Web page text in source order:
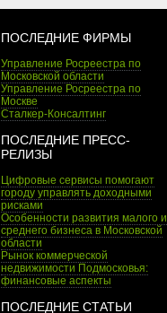
ПОСЛЕДНИЕ ФИРМЫ
Управление Росреестра по
Московской области
Управление Росреестра по
Москве
Сталкер-Консалтинг
ПОСЛЕДНИЕ ПРЕСС-
РЕЛИЗЫ
Цифровые сервисы помогают
городу управлять доходными
рисками
Особенности развития малого и
среднего бизнеса в Московской
области
Рынок коммерческой
недвижимости Подмосковья:
финансовые аспекты
ПОСЛЕДНИЕ СТАТЬИ